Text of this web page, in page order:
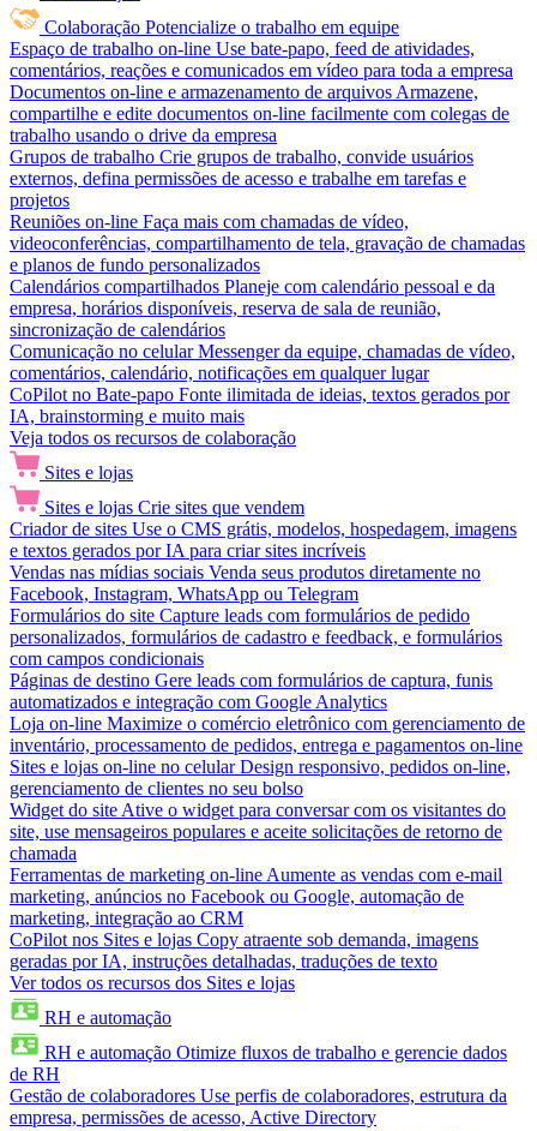
Colaboração Potencialize o trabalho em equipe
Espaço de trabalho on-line Use bate-papo, feed de atividades,
comentários, reações e comunicados em vídeo para toda a empresa
Documentos on-line e armazenamento de arquivos Armazene,
compartilhe e edite documentos on-line facilmente com colegas de
trabalho usando o drive da empresa
Grupos de trabalho Crie grupos de trabalho, convide usuários
externos, defina permissões de acesso e trabalhe em tarefas e
projetos
Reuniões on-line Faça mais com chamadas de vídeo,
videoconferências, compartilhamento de tela, gravação de chamadas
e planos de fundo personalizados
Calendários compartilhados Planeje com calendário pessoal e da
empresa, horários disponíveis, reserva de sala de reunião,
sincronização de calendários
Comunicação no celular Messenger da equipe, chamadas de vídeo,
comentários, calendário, notificações em qualquer lugar
CoPilot no Bate-papo Fonte ilimitada de ideias, textos gerados por
IA, brainstorming e muito mais
Veja todos os recursos de colaboração
Sites e lojas
Sites e lojas Crie sites que vendem
Criador de sites Use o CMS grátis, modelos, hospedagem, imagens
e textos gerados por IA para criar sites incríveis
Vendas nas mídias sociais Venda seus produtos diretamente no
Facebook, Instagram, WhatsApp ou Telegram
Formulários do site Capture leads com formulários de pedido
personalizados, formulários de cadastro e feedback, e formulários
com campos condicionais
Páginas de destino Gere leads com formulários de captura, funis
automatizados e integração com Google Analytics
Loja on-line Maximize o comércio eletrônico com gerenciamento de
inventário, processamento de pedidos, entrega e pagamentos on-line
Sites e lojas on-line no celular Design responsivo, pedidos on-line,
gerenciamento de clientes no seu bolso
Widget do site Ative o widget para conversar com os visitantes do
site, use mensageiros populares e aceite solicitações de retorno de
chamada
Ferramentas de marketing on-line Aumente as vendas com e-mail
marketing, anúncios no Facebook ou Google, automação de
marketing, integração ao CRM
CoPilot nos Sites e lojas Copy atraente sob demanda, imagens
geradas por IA, instruções detalhadas, traduções de texto
Ver todos os recursos dos Sites e lojas
RH e automação
RH e automação Otimize fluxos de trabalho e gerencie dados
de RH
Gestão de colaboradores Use perfis de colaboradores, estrutura da
empresa, permissões de acesso, Active Directory